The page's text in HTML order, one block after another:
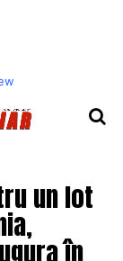
un lot
în